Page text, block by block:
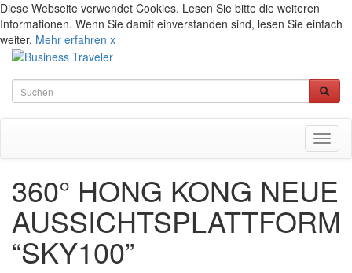
Diese Webseite verwendet Cookies. Lesen Sie bitte die weiteren
Informationen. Wenn Sie damit einverstanden sind, lesen Sie einfach
weiter. Mehr erfahren x
360° HONG KONG NEUE
AUSSICHTSPLATTFORM
“SKY100”